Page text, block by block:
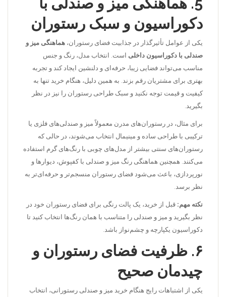
دکوراسیون و سبک رستوران
یکی از عوامل تأثیرگذار در جذابیت فضای رستوران، هماهنگی میز و
صندلی با دکوراسیون داخلی است. انتخاب مدل، رنگ و جنس
مناسب می‌تواند فضایی زیبا، حرفه‌ای و دلنشین ایجاد کند و تجربه
بهتری برای مشتریان رقم بزند. به همین دلیل، هنگام خرید تنها به
کیفیت و قیمت توجه نکنید و سبک طراحی رستوران را نیز در نظر
بگیرید.
برای مثال، در رستوران‌های مدرن معمولاً میز و صندلی‌های فلزی یا
ترکیبی با طراحی ساده و مینیمال انتخاب می‌شوند، در حالی که
رستوران‌های سنتی بیشتر از مدل‌های چوبی با رنگ‌های گرم استفاده
می‌کنند. همچنین هماهنگی رنگ میز و صندلی با کفپوش، دیوارها و
نورپردازی، باعث می‌شود فضای رستوران منسجم‌تر و حرفه‌ای‌تر به
نظر برسد.
نکته مهم: قبل از خرید، یک پالت رنگی برای فضای رستوران خود در
نظر بگیرید و میز و صندلی را متناسب با همان رنگ‌ها انتخاب کنید تا
دکوراسیون یکپارچه و چشم‌نواز باشد.
۶. ظرفیت فضای رستوران و
چیدمان صحیح
یکی از اشتباهات رایج هنگام خرید میز و صندلی رستورانی، انتخاب